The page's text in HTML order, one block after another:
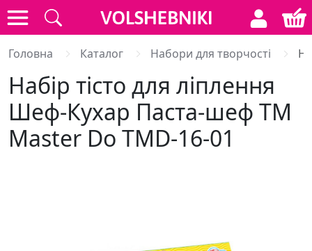
Головна Каталог Набори для творчості
Набір тісто для ліплення
Шеф-Кухар Паста-шеф ТМ
Master Do TMD-16-01